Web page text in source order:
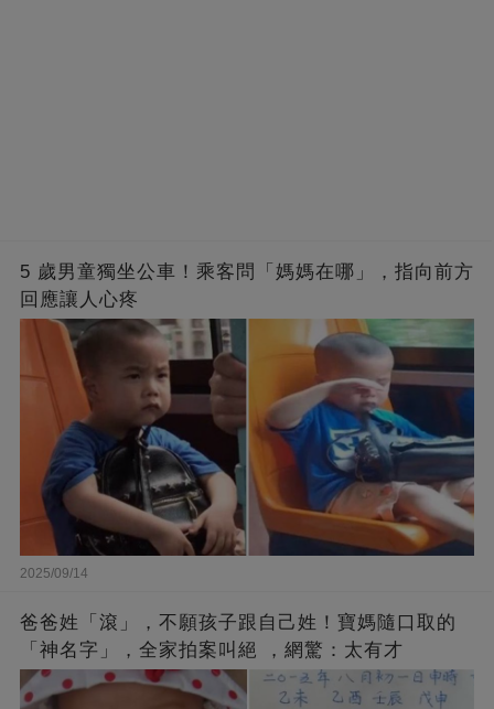
5 歲男童獨坐公車！乘客問「媽媽在哪」，指向前方
回應讓人心疼
2025/09/14
爸爸姓「滾」，不願孩子跟自己姓！寶媽隨口取的
「神名字」，全家拍案叫絕 ，網驚：太有才